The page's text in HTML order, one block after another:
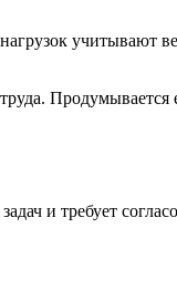
учитывают
Продумывается
и требует